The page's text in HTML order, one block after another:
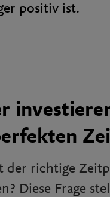
positiv ist.
der richtige
Diese Frage